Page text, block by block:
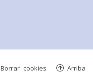
Arriba
Borrar cookies